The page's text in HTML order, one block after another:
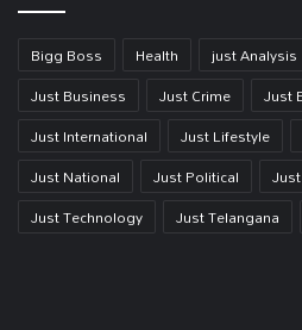
Bigg Boss Health just Analysis
Just Business
Just Crime
Just
Just International
Just Lifestyle
Just National
Just Political
Just Technology
Just Telangana